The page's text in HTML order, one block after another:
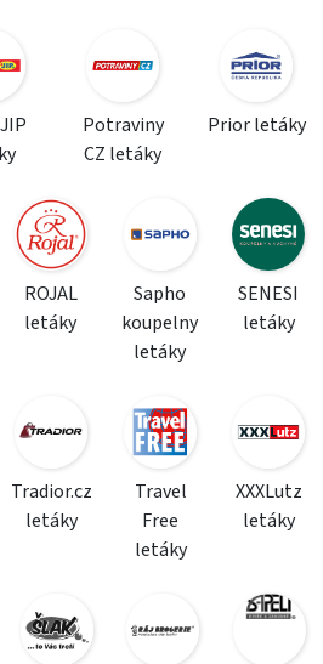
Potraviny
CZ letáky
Prior letáky
ROJAL
letáky
Sapho
koupelny
letáky
SENESI
letáky
Tradior.cz
letáky
Travel
Free
letáky
XXXLutz
letáky